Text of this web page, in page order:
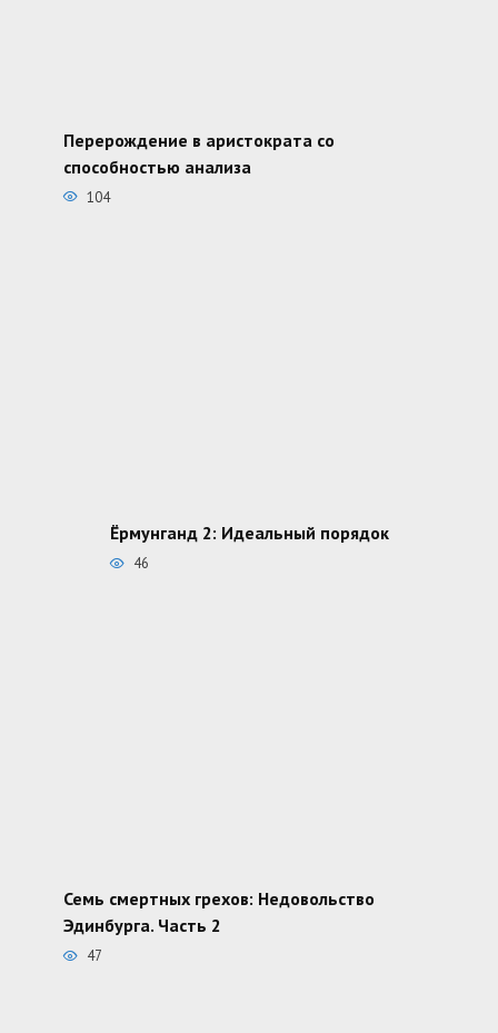
Перерождение в аристократа со
способностью анализа
104
Ёрмунганд 2: Идеальный порядок
46
Семь смертных грехов: Недовольство
Эдинбурга. Часть 2
47